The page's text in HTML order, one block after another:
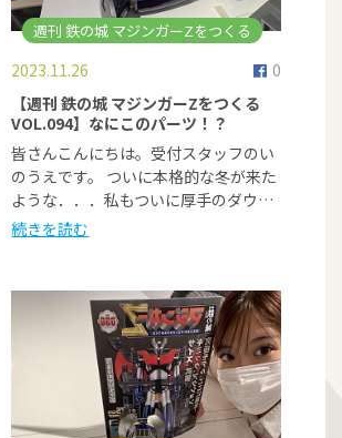
週刊 鉄の城 マジンガーZをつくる
0
2023.11.26
【週刊 鉄の城 マジンガーZをつくる
VOL.094】なにこのパーツ！？
皆さんこんにちは。受付スタッフのい
のうえです。 ついに本格的な冬が来た
ような．．．私もついに厚手のダウ…
続きを読む